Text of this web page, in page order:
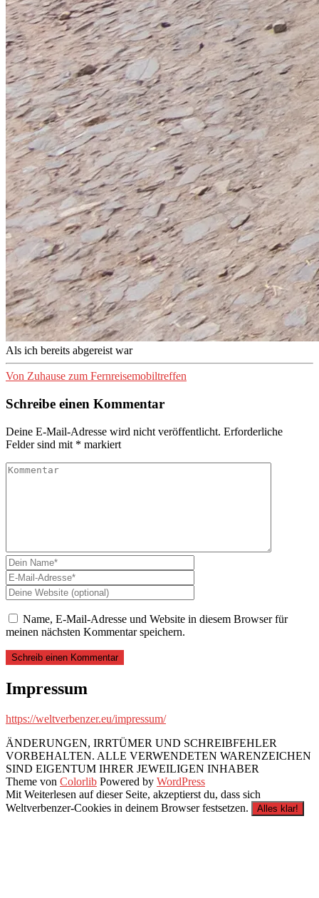
Als ich bereits abgereist war
Von Zuhause zum Fernreisemobiltreffen
Schreibe einen Kommentar
Deine E-Mail-Adresse wird nicht veröffentlicht. Erforderliche
Felder sind mit * markiert
Name, E-Mail-Adresse und Website in diesem Browser für
meinen nächsten Kommentar speichern.
Impressum
https://weltverbenzer.eu/impressum/
ÄNDERUNGEN, IRRTÜMER UND SCHREIBFEHLER
VORBEHALTEN. ALLE VERWENDETEN WARENZEICHEN
SIND EIGENTUM IHRER JEWEILIGEN INHABER
Theme von Colorlib Powered by WordPress
Mit Weiterlesen auf dieser Seite, akzeptierst du, dass sich
Weltverbenzer-Cookies in deinem Browser festsetzen.
Alles klar!